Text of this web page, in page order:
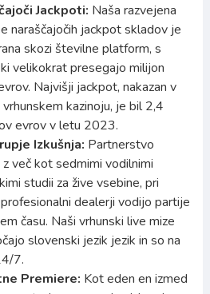
Jackpoti: Naša razvejena
naraščajočih jackpot skladov je
skozi številne platform, s
velikokrat presegajo milijon
Najvišji jackpot, nakazan v
kazinoju, je bil 2,4
evrov v letu 2023.
Izkušnja: Partnerstvo
več kot sedmimi vodilnimi
studii za žive vsebine, pri
dealerji vodijo partije
času. Naši vrhunski live mize
slovenski jezik jezik in so na
7.
Premiere: Kot eden en izmed